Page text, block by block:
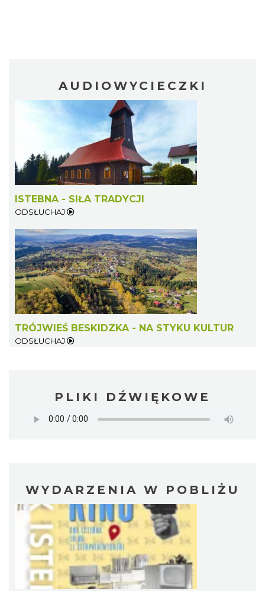
AUDIOWYCIECZKI
ISTEBNA - SIŁA TRADYCJI
ODSŁUCHAJ
TRÓJWIEŚ BESKIDZKA - NA STYKU KULTUR
ODSŁUCHAJ
PLIKI DŹWIĘKOWE
WYDARZENIA W POBLIŻU